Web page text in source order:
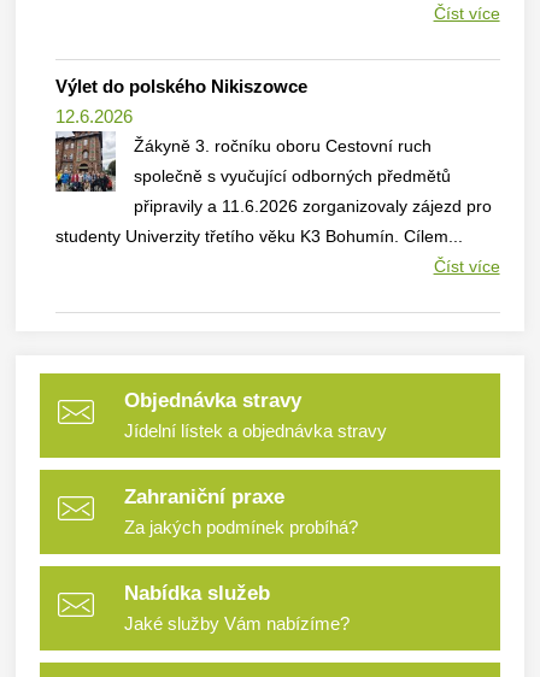
Číst více
Výlet do polského Nikiszowce
12.6.2026
Žákyně 3. ročníku oboru Cestovní ruch
společně s vyučující odborných předmětů
připravily a 11.6.2026 zorganizovaly zájezd pro
studenty Univerzity třetího věku K3 Bohumín. Cílem...
Číst více
Objednávka stravy
Jídelní lístek a objednávka stravy
Zahraniční praxe
Za jakých podmínek probíhá?
Nabídka služeb
Jaké služby Vám nabízíme?